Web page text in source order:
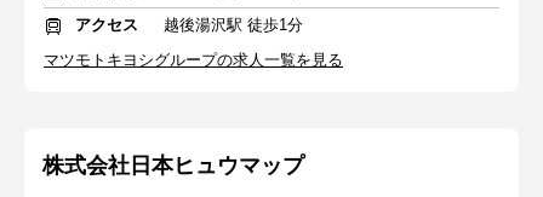
アクセス
越後湯沢駅 徒歩1分
マツモトキヨシグループの求人一覧を見る
株式会社日本ヒュウマップ